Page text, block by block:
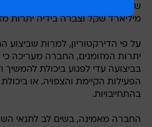
מיליארד שקל וצברה בידיה יתרות
על פי הדירקטוריון, למרות שביצוע
יתרות המזומנים, החברה מעריכה כי
בביצועה עדי לפגוע ביכולת להמשיך
הפעילות הקיימת והצפויה, או
בהתחייבויות.
החברה מאמינה, בשים לב לתנאי